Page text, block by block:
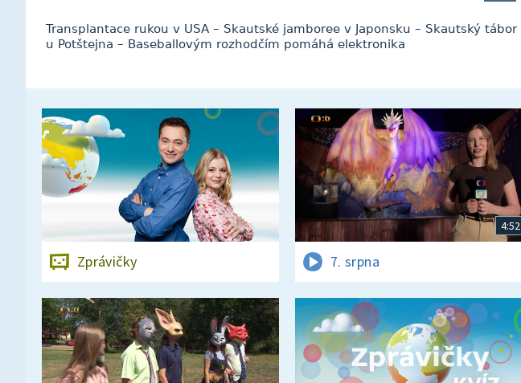
Transplantace rukou v USA – Skautské jamboree v Japonsku – Skautský tábor
u Potštejna – Baseballovým rozhodčím pomáhá elektronika
Zprávičky
4:52
7. srpna